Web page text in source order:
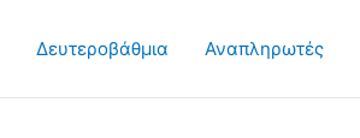
Δευτεροβάθμια Αναπληρωτές